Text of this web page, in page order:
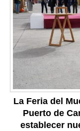
La Feria del
Puerto de
establecer